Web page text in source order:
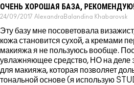
ОЧЕНЬ ХОРОШАЯ БАЗА,
24/09/2017 AlexandraBalandina Khabarovsk
Эту базу мне посоветовала
кожа становится сухой, а кремами
макияжа я не пользуюсь вообще.
увлажняющее средство, НО на деле
для макияжа, которая позволяет
тональной основе (я использую